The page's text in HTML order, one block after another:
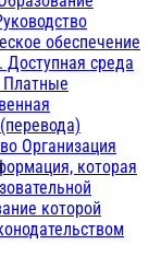
обеспечение
Доступная среда
Платные
Организация
которая
которой